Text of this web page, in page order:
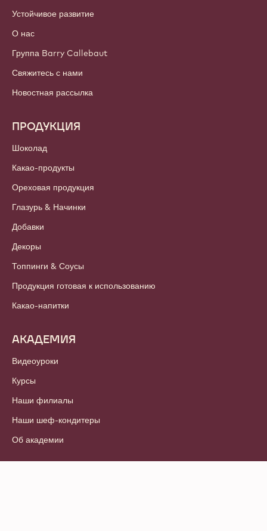
Устойчивое развитие
О нас
Группа Barry Callebaut
Свяжитесь с нами
Новостная рассылка
ПРОДУКЦИЯ
Шоколад
Какао-продукты
Ореховая продукция
Глазурь & Начинки
Добавки
Декоры
Топпинги & Соусы
Продукция готовая к использованию
Какао-напитки
АКАДЕМИЯ
Видеоуроки
Курсы
Наши филиалы
Наши шеф-кондитеры
Об академии